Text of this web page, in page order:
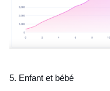
5. Enfant et bébé